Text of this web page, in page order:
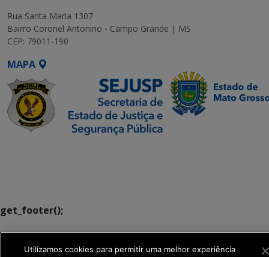
Rua Santa Maria 1307
Bairro Coronel Antonino - Campo Grande | MS
CEP: 79011-190
MAPA
get_footer();
Utilizamos cookies para permitir uma melhor experiência